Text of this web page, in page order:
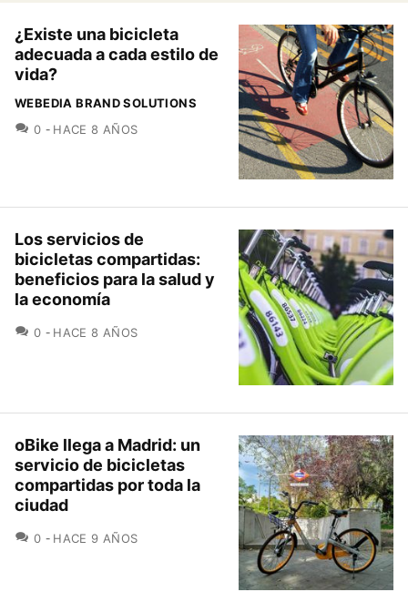
¿Existe una bicicleta
adecuada a cada estilo de
vida?
WEBEDIA BRAND SOLUTIONS
0 COMENTARIOS
HACE 8 AÑOS
Los servicios de
bicicletas compartidas:
beneficios para la salud y
la economía
0 COMENTARIOS
HACE 8 AÑOS
oBike llega a Madrid: un
servicio de bicicletas
compartidas por toda la
ciudad
0 COMENTARIOS
HACE 9 AÑOS